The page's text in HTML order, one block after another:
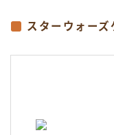
スターウォーズ